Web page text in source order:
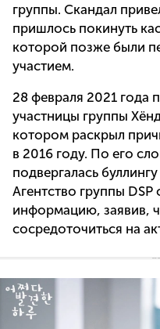
группы. Скандал
пришлось покинуть
которой позже были
участием.
28 февраля 2021 года
участницы группы
котором раскрыл
в 2016 году. По его
подвергалась
Агентство группы DSP
информацию, заявив,
сосредоточиться на